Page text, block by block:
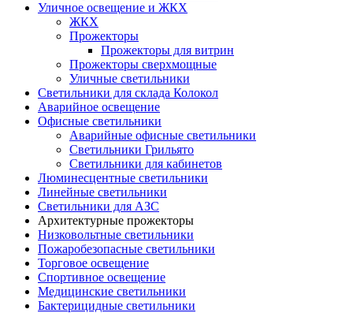
Уличное освещение и ЖКХ
ЖКХ
Прожекторы
Прожекторы для витрин
Прожекторы сверхмощные
Уличные светильники
Светильники для склада Колокол
Аварийное освещение
Офисные светильники
Аварийные офисные светильники
Светильники Грильято
Светильники для кабинетов
Люминесцентные светильники
Линейные светильники
Светильники для АЗС
Архитектурные прожекторы
Низковольтные светильники
Пожаробезопасные светильники
Торговое освещение
Спортивное освещение
Медицинские светильники
Бактерицидные светильники